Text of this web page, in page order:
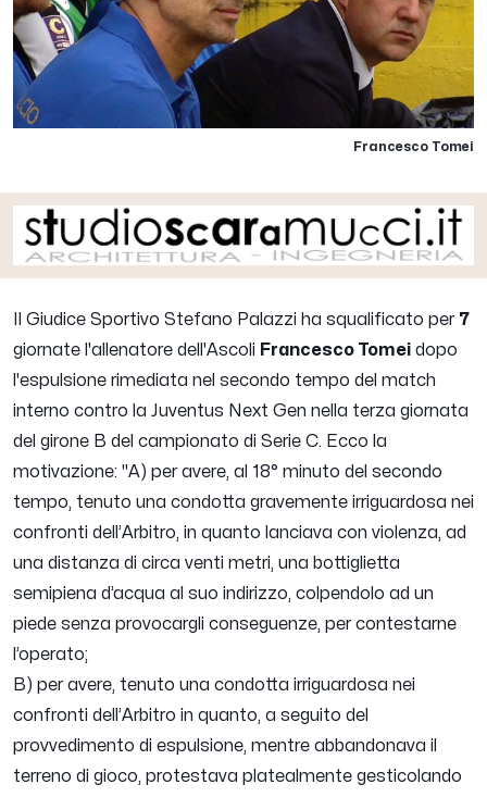
Francesco Tomei
Il Giudice Sportivo Stefano Palazzi ha squalificato per 7
giornate l'allenatore dell'Ascoli Francesco Tomei dopo
l'espulsione rimediata nel secondo tempo del match
interno contro la Juventus Next Gen nella terza giornata
del girone B del campionato di Serie C. Ecco la
motivazione: "A) per avere, al 18° minuto del secondo
tempo, tenuto una condotta gravemente irriguardosa nei
confronti dell’Arbitro, in quanto lanciava con violenza, ad
una distanza di circa venti metri, una bottiglietta
semipiena d’acqua al suo indirizzo, colpendolo ad un
piede senza provocargli conseguenze, per contestarne
l’operato;
B) per avere, tenuto una condotta irriguardosa nei
confronti dell’Arbitro in quanto, a seguito del
provvedimento di espulsione, mentre abbandonava il
terreno di gioco, protestava platealmente gesticolando